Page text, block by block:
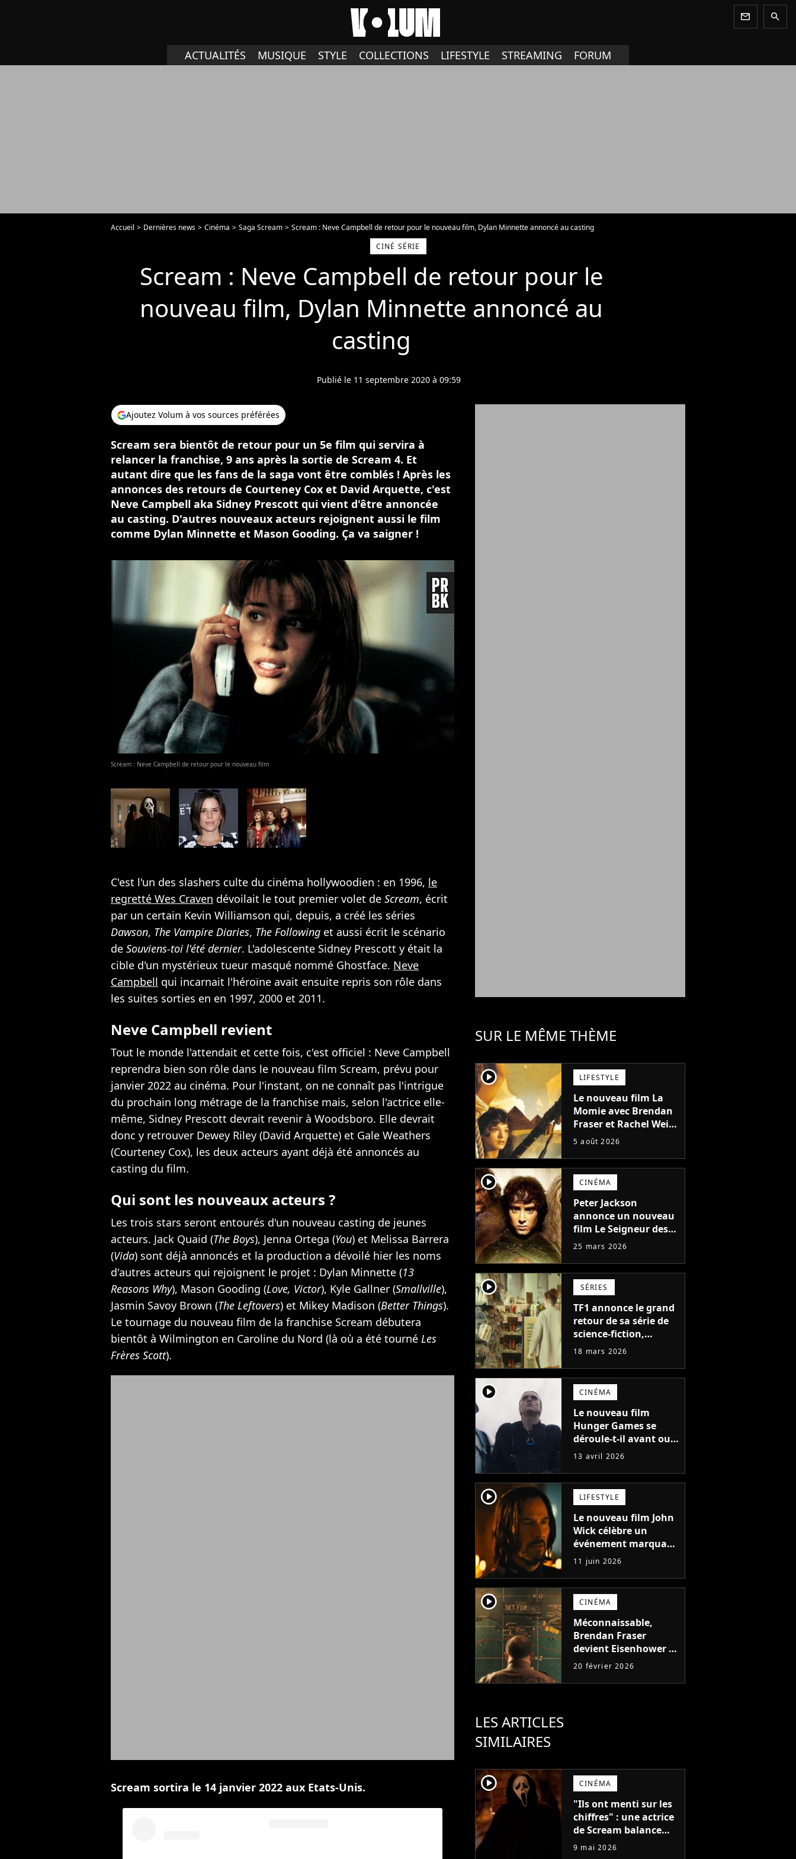
newsletter search
ACTUALITÉS MUSIQUE STYLE COLLECTIONS LIFESTYLE STREAMING FORUM
Accueil Dernières news Cinéma Saga Scream
Scream : Neve Campbell de retour pour le nouveau film, Dylan Minnette annoncé au casting
CINÉ SÉRIE
Scream : Neve Campbell de retour pour le
nouveau film, Dylan Minnette annoncé au
casting
Publié le 11 septembre 2020 à 09:59
Ajoutez Volum à vos sources préférées
Scream sera bientôt de retour pour un 5e film qui servira à
relancer la franchise, 9 ans après la sortie de Scream 4. Et
autant dire que les fans de la saga vont être comblés ! Après les
annonces des retours de Courteney Cox et David Arquette, c'est
Neve Campbell aka Sidney Prescott qui vient d'être annoncée
au casting. D'autres nouveaux acteurs rejoignent aussi le film
comme Dylan Minnette et Mason Gooding. Ça va saigner !
Scream : Neve Campbell de retour pour le nouveau film
C'est l'un des slashers culte du cinéma hollywoodien : en 1996, le
regretté Wes Craven dévoilait le tout premier volet de Scream, écrit
par un certain Kevin Williamson qui, depuis, a créé les séries
Dawson, The Vampire Diaries, The Following et aussi écrit le scénario
de Souviens-toi l'été dernier. L'adolescente Sidney Prescott y était la
cible d'un mystérieux tueur masqué nommé Ghostface. Neve
Campbell qui incarnait l'héroïne avait ensuite repris son rôle dans
les suites sorties en en 1997, 2000 et 2011.
Neve Campbell revient
Tout le monde l'attendait et cette fois, c'est officiel : Neve Campbell
reprendra bien son rôle dans le nouveau film Scream, prévu pour
janvier 2022 au cinéma. Pour l'instant, on ne connaît pas l'intrigue
du prochain long métrage de la franchise mais, selon l'actrice elle-
même, Sidney Prescott devrait revenir à Woodsboro. Elle devrait
donc y retrouver Dewey Riley (David Arquette) et Gale Weathers
(Courteney Cox), les deux acteurs ayant déjà été annoncés au
casting du film.
Qui sont les nouveaux acteurs ?
Les trois stars seront entourés d'un nouveau casting de jeunes
acteurs. Jack Quaid (The Boys), Jenna Ortega (You) et Melissa Barrera
(Vida) sont déjà annoncés et la production a dévoilé hier les noms
d'autres acteurs qui rejoignent le projet : Dylan Minnette (13
Reasons Why), Mason Gooding (Love, Victor), Kyle Gallner (Smallville),
Jasmin Savoy Brown (The Leftovers) et Mikey Madison (Better Things).
Le tournage du nouveau film de la franchise Scream débutera
bientôt à Wilmington en Caroline du Nord (là où a été tourné Les
Frères Scott).
Scream sortira le 14 janvier 2022 aux Etats-Unis.
SUR LE MÊME THÈME
player2 LIFESTYLE
Le nouveau film La
Momie avec Brendan
Fraser et Rachel Weisz
annonce le retour de
emblématiques de la
saga
5 août 2026
player2 CINÉMA
Peter Jackson
annonce un nouveau
film Le Seigneur des
Anneaux, une suite
pourrait introduire
Tom Bombadil
25 mars 2026
player2 SÉRIES
TF1 annonce le grand
retour de sa série de
science-fiction,
nouveau retour vers
18 mars 2026
player2 CINÉMA
Le nouveau film
Hunger Games se
déroule-t-il avant ou
après l'histoire de
annonce révèle le
retour de
personnages
emblématiques
13 avril 2026
player2 LIFESTYLE
Le nouveau film John
Wick célèbre un
événement marquant
avec sa première
image : le retour de
l'un des meilleurs
personnages de la
franchise
11 juin 2026
player2 CINÉMA
Méconnaissable,
Brendan Fraser
devient Eisenhower :
la bande-annonce de
impressionne
20 février 2026
LES ARTICLES
SIMILAIRES
player2 CINÉMA
"Ils ont menti sur les
chiffres" : une actrice
de Scream balance
sur le dernier film de
9 mai 2026